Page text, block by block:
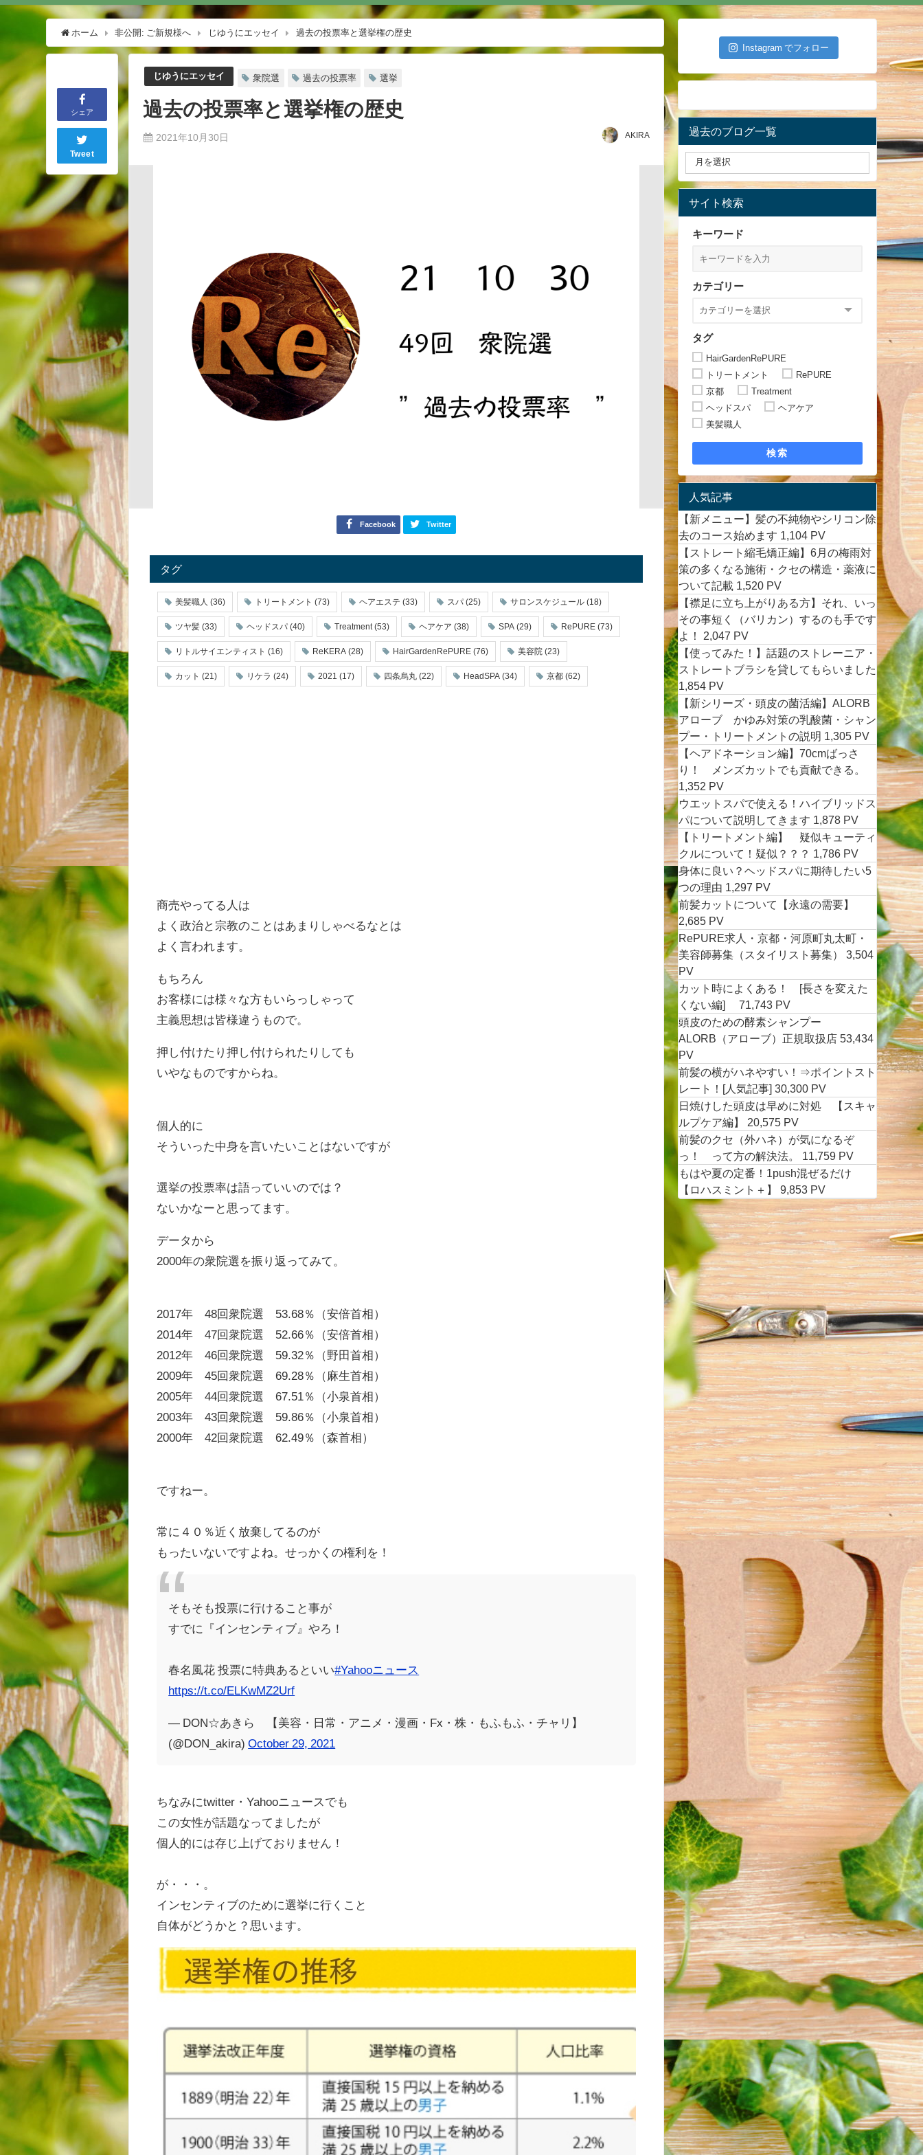
ホーム 非公開: ご新規様へ じゆうにエッセイ 過去の投票率と選挙権の歴史
シェア
Tweet
じゆうにエッセイ 衆院選 過去の投票率 選挙
過去の投票率と選挙権の歴史
2021年10月30日 AKIRA
Facebook Twitter
タグ
美髪職人 (36) トリートメント (73) ヘアエステ (33) スパ (25) サロンスケジュール (18)
ツヤ髪 (33) ヘッドスパ (40) Treatment(53) ヘアケア (38) SPA (29) RePURE (73)
リトルサイエンティスト (16) ReKERA (28) HairGardenRePURE (76) 美容院 (23)
カット (21) リケラ (24) 2021 (17) 四条烏丸 (22) HeadSPA (34) 京都 (62)
商売やってる人は
よく政治と宗教のことはあまりしゃべるなとは
よく言われます。
もちろん
お客様には様々な方もいらっしゃって
主義思想は皆様違うもので。
押し付けたり押し付けられたりしても
いやなものですからね。
個人的に
そういった中身を言いたいことはないですが
選挙の投票率は語っていいのでは？
ないかなーと思ってます。
データから
2000年の衆院選を振り返ってみて。
2017年 48回衆院選 53.68％（安倍首相）
2014年 47回衆院選 52.66％（安倍首相）
2012年 46回衆院選 59.32％（野田首相）
2009年 45回衆院選 69.28％（麻生首相）
2005年 44回衆院選 67.51％（小泉首相）
2003年 43回衆院選 59.86％（小泉首相）
2000年 42回衆院選 62.49％（森首相）
ですねー。
常に４０％近く放棄してるのが
もったいないですよね。せっかくの権利を！
そもそも投票に行けること事が
すでに『インセンティブ』やろ！
春名風花 投票に特典あるといい#Yahooニュース
https://t.co/ELKwMZ2Urf
— DON☆あきら 【美容・日常・アニメ・漫画・Fx・株・もふもふ・チャリ】
(@DON_akira)October 29, 2021
ちなみにtwitter・Yahooニュースでも
この女性が話題なってましたが
個人的には存じ上げておりません！
が・・・。
インセンティブのために選挙に行くこと
自体がどうかと？思います。
Instagram でフォロー
過去のブログ一覧
サイト検索
キーワード
カテゴリー
タグ
HairGardenRePURE
トリートメント
RePURE
京都
Treatment
ヘッドスパ
ヘアケア
美髪職人
検索
人気記事
【新メニュー】髪の不純物やシリコン除
去のコース始めます 1,104 PV
【ストレート縮毛矯正編】6月の梅雨対
策の多くなる施術・クセの構造・薬液に
ついて記載 1,520 PV
【襟足に立ち上がりある方】それ、いっ
その事短く（バリカン）するのも手です
よ！
2,047 PV
【使ってみた！】話題のストレーニア・
ストレートブラシを貸してもらいました
1,854 PV
【新シリーズ・頭皮の菌活編】ALORB
アローブ かゆみ対策の乳酸菌・シャン
プー・トリートメントの説明 1,305 PV
【ヘアドネーション編】70cmばっさ
り！ メンズカットでも貢献できる。
1,352 PV
ウエットスパで使える！ハイブリッドス
パについて説明してきます 1,878 PV
【トリートメント編】 疑似キューティ
クルについて！疑似？？？ 1,786 PV
身体に良い？ヘッドスパに期待したい5
つの理由 1,297 PV
前髪カットについて【永遠の需要】
2,685 PV
RePURE求人・京都・河原町丸太町・
美容師募集（スタイリスト募集）
3,504
PV
カット時によくある！ [長さを変えた
くない編]
71,743 PV
頭皮のための酵素シャンプー
ALORB（アローブ）正規取扱店53,434
PV
前髪の横がハネやすい！⇒ポイントスト
レート！[人気記事] 30,300 PV
日焼けした頭皮は早めに対処 【スキャ
ルプケア編】
20,575 PV
前髪のクセ（外ハネ）が気になるぞ
っ！ って方の解決法。
11,759 PV
もはや夏の定番！1push混ぜるだけ
【ロハスミント＋】
9,853 PV